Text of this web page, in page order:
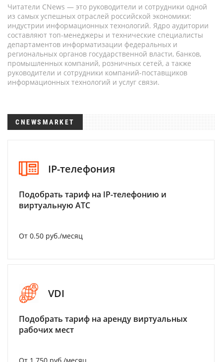
Читатели CNews — это руководители и сотрудники одной
из самых успешных отраслей российской экономики:
индустрии информационных технологий. Ядро аудитории
составляют топ-менеджеры и технические специалисты
департаментов информатизации федеральных и
региональных органов государственной власти, банков,
промышленных компаний, розничных сетей, а также
руководители и сотрудники компаний-поставщиков
информационных технологий и услуг связи.
CNEWSMARKET
IP-телефония
Подобрать тариф на IP-телефонию и
виртуальную АТС
От 0.50 руб./месяц
VDI
Подобрать тариф на аренду виртуальных
рабочих мест